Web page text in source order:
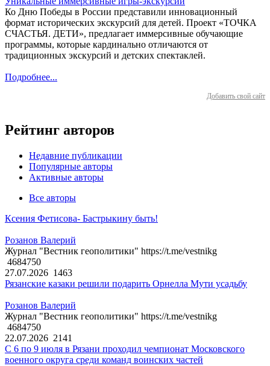
Ко Дню Победы в России представили инновационный
формат исторических экскурсий для детей. Проект «ТОЧКА
СЧАСТЬЯ. ДЕТИ», предлагает иммерсивные обучающие
программы, которые кардинально отличаются от
традиционных экскурсий и детских спектаклей.
Подробнее...
Добавить свой сайт
Рейтинг авторов
Недавние публикации
Популярные авторы
Активные авторы
Все авторы
Ксения Фетисова- Бастрыкину быть!
Розанов Валерий
Журнал "Вестник геополитики" https://t.me/vestnikg
4684750
27.07.2026 1463
Рязанские казаки решили подарить Орнелла Мути усадьбу
Розанов Валерий
Журнал "Вестник геополитики" https://t.me/vestnikg
4684750
22.07.2026 2141
С 6 по 9 июля в Рязани проходил чемпионат Московского
военного округа среди команд воинских частей